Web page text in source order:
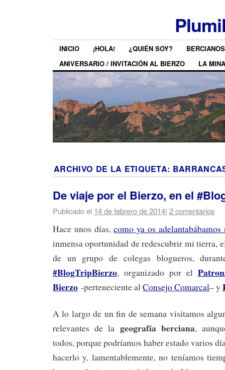
INICIO ¡HOLA! ¿QUIÉN SOY?
ANIVERSARIO / INVITACIÓN AL BIERZO
LA MINA
ARCHIVO DE LA ETIQUETA:
De viaje por el Bierzo, en el
Publicado el 14 de febrero de 2014| 2 comentarios
Hace unos días,como ya os adelantabábamos
inmensa oportunidad de redescubrir mi tierra,
de un grupo de colegas blogueros,
#BlogTripBierzo, organizado por el
Bierzo -perteneciente alConsejo Comarcal– y
A lo largo de un fin de semana visitamos
relevantes de la geografía berciana,
todos, porque podríamos haber estado varios
hacerlo y, lamentablemente, no teníamos